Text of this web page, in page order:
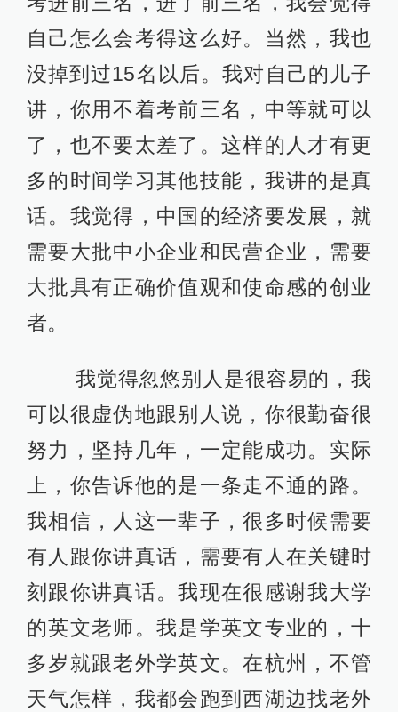
自己怎么会考得这么好。当然，我也
没掉到过15名以后。我对自己的儿子
讲，你用不着考前三名，中等就可以
了，也不要太差了。这样的人才有更
多的时间学习其他技能，我讲的是真
话。我觉得，中国的经济要发展，就
需要大批中小企业和民营企业，需要
大批具有正确价值观和使命感的创业
者。
我觉得忽悠别人是很容易的，我
可以很虚伪地跟别人说，你很勤奋很
努力，坚持几年，一定能成功。实际
上，你告诉他的是一条走不通的路。
我相信，人这一辈子，很多时候需要
有人跟你讲真话，需要有人在关键时
刻跟你讲真话。我现在很感谢我大学
的英文老师。我是学英文专业的，十
多岁就跟老外学英文。在杭州，不管
天气怎样，我都会跑到西湖边找老外